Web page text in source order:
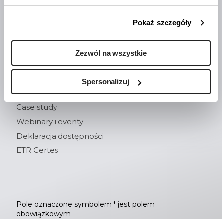
Pokaż szczegóły
Zezwól na wszystkie
Spersonalizuj
Trenerzy
Szkolenia i webinary
Kontakt
Case study
Webinary i eventy
Deklaracja dostępności
ETR Certes
Pole oznaczone symbolem * jest polem
obowiązkowym